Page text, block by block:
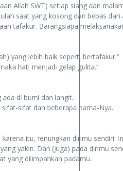
Allah SWT) setiap siang dan
saat yang kosong dan bebas
tafakur. Barangsiapa
yang lebih baik seperti bertafakur.”
hati menjadi gelap gulita.”
di bumi dan langit.
sifat dan beberapa nama-Nya.
itu, renungkan dirimu sendiri.
yakin. Dan (juga) pada dirimu
yang dilimpahkan padamu.